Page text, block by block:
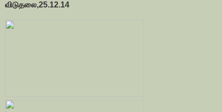
விடுதலை,25.12.14